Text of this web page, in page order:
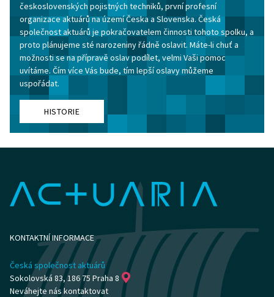
československých pojistných techniků, první profesní
organizace aktuárů na území Česka a Slovenska. Česká
společnost aktuárů je pokračovatelem činnosti tohoto spolku, a
proto plánujeme sté narozeniny řádně oslavit. Máte-li chuť a
možnosti se na přípravě oslav podílet, velmi Vaši pomoc
uvítáme. Čím více Vás bude, tím lepší oslavy můžeme
uspořádat.
HISTORIE
KONTAKTNÍ INFORMACE
Česká společnost aktuárů
Sokolovská 83, 186 75 Praha 8
Neváhejte nás kontaktovat